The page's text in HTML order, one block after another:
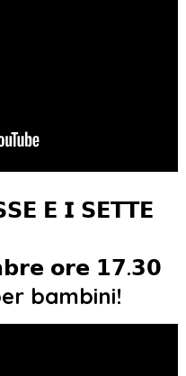
𝗘 𝗜 𝗦𝗘𝗧𝗧𝗘
𝗼𝗿𝗲 𝟭𝟳.𝟯𝟬
bambini!